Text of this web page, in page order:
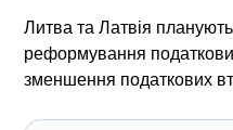
Литва та Латвія
реформування
зменшення податкових